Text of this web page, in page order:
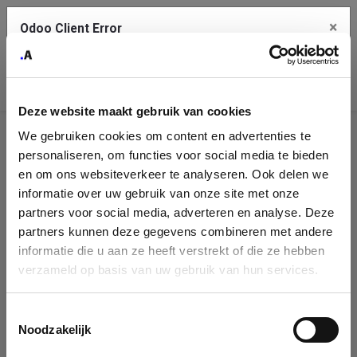
Deze website maakt gebruik van cookies
We gebruiken cookies om content en advertenties te
personaliseren, om functies voor social media te bieden
en om ons websiteverkeer te analyseren. Ook delen we
informatie over uw gebruik van onze site met onze
partners voor social media, adverteren en analyse. Deze
partners kunnen deze gegevens combineren met andere
informatie die u aan ze heeft verstrekt of die ze hebben
verzameld op basis van uw gebruik van hun services.
Noodzakelijk
Company
Identification
Please fill in your company details
You can search a company in our database by name, VAT or
enterprise ID. When a company is selected it will auto-complete the
form. If you don't find your company in our database, you can create
Odoo Client Error ×
service.
See details
Ok